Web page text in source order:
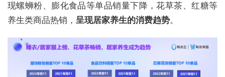
现螺蛳粉、膨化食品等单品销量下降，花草茶、红糖等
养生类商品热销， 呈现居家养生的消费趋势。